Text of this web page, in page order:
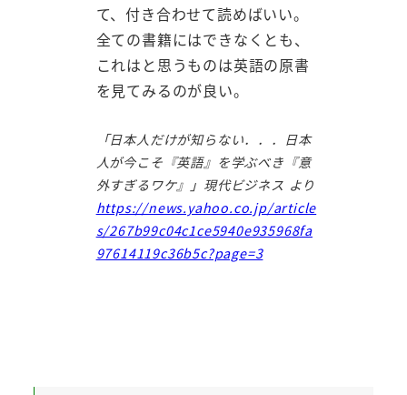
て、付き合わせて読めばいい。
全ての書籍にはできなくとも、
これはと思うものは英語の原書
を見てみるのが良い。
「日本人だけが知らない．．．日本
人が今こそ『英語』を学ぶべき『意
外すぎるワケ』」現代ビジネス より
https://news.yahoo.co.jp/article
s/267b99c04c1ce5940e935968fa
97614119c36b5c?page=3